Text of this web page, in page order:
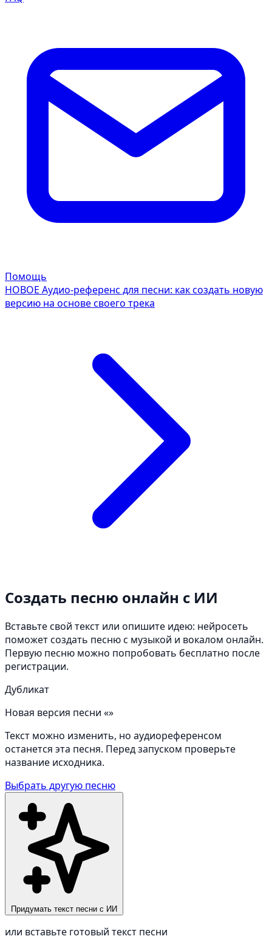
Помощь
НОВОЕ Аудио-референс для песни: как создать новую
версию на основе своего трека
Создать песню онлайн с ИИ
Вставьте свой текст или опишите идею: нейросеть
поможет создать песню с музыкой и вокалом онлайн.
Первую песню можно попробовать бесплатно после
регистрации.
Дубликат
Новая версия песни «»
Текст можно изменить, но аудиореференсом
останется эта песня. Перед запуском проверьте
название исходника.
Выбрать другую песню
Придумать текст песни с ИИ
или вставьте готовый текст песни